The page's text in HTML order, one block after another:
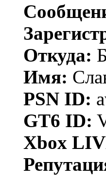
Откуда:
Имя:
PSN ID:
GT6 ID:
Xbox